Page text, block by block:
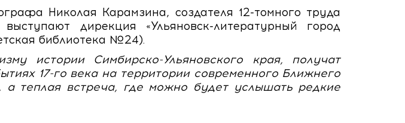
Николая Карамзина, создателя 12-томного труда
дирекция «Ульяновск-литературный город
библиотека №24).
истории Симбирско-Ульяновского края, получат
17-го века на территории современного Ближнего
теплая встреча, где можно будет услышать редкие